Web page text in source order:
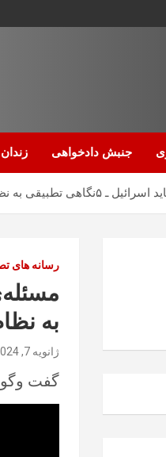
جنبش دادخواهی
آفریقای جنوبی و اسرائیل
رسانه های
به
ژانویه 7, 2024
گفت‌ وگو